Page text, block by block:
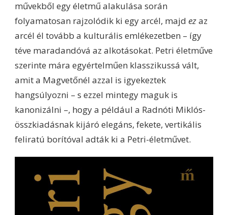
művekből egy életmű alakulása során
folyamatosan rajzolódik ki egy arcél, majd ezaz
arcél él tovább a kulturális emlékezetben – így
téve maradandóvá az alkotásokat. Petri életműve
szerinte mára egyértelműen klasszikussá vált,
amit a Magvetőnél azzal is igyekeztek
hangsúlyozni – s ezzel mintegy maguk is
kanonizálni –, hogy a például a Radnóti Miklós-
összkiadásnak kijáró elegáns, fekete, vertikális
feliratú borítóval adták ki a Petri-életművet.